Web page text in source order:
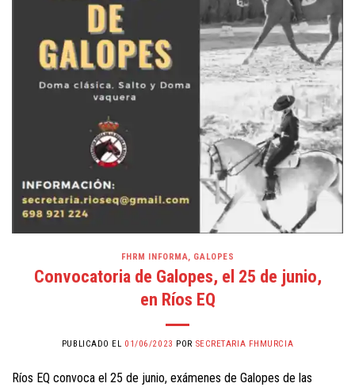
FHRM INFORMA, GALOPES
Convocatoria de Galopes, el 25 de junio,
en Ríos EQ
PUBLICADO EL 01/06/2023 POR SECRETARIA FHMURCIA
Ríos EQ convoca el 25 de junio, exámenes de Galopes de las